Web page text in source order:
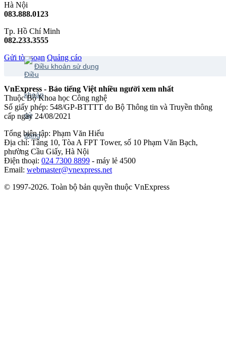
Hà Nội
083.888.0123
Tp. Hồ Chí Minh
082.233.3555
Gửi tòa soạn Quảng cáo
Điều khoản sử dụng
VnExpress - Báo tiếng Việt nhiều người xem nhất
Thuộc Bộ Khoa học Công nghệ
Số giấy phép: 548/GP-BTTTT do Bộ Thông tin và Truyền thông
cấp ngày 24/08/2021
Tổng biên tập: Phạm Văn Hiếu
Địa chỉ: Tầng 10, Tòa A FPT Tower, số 10 Phạm Văn Bạch,
phường Cầu Giấy, Hà Nội
Điện thoại: 024 7300 8899 - máy lẻ 4500
Email: webmaster@vnexpress.net
© 1997-2026. Toàn bộ bản quyền thuộc VnExpress